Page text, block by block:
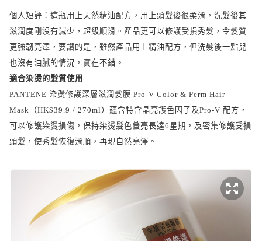
個人短評：這瓶用上天然精油配方，用上頭髮後很柔滑，洗髮後其
滋潤度剛沒有減少，超級順滑。產品更可以修護受損秀髮，令髮質
更強韌亮澤，要讚的是，雖然產品用上精油配方，但洗髮後一點兒
也沒有油膩的情況，實在不錯。
適合染燙的髮質使用
PANTENE 染燙修護深層滋潤髮膜 Pro-V Color & Perm Hair
Mask
（HK$39.9 / 270ml）蘊含特含晶亮護色因子及Pro-V 配方，
可以修護染燙損傷，保持染燙髮色螢亮長達6 星期，及密集修護受損
頭髮，使秀髮恢復滑順，再現自然亮澤。